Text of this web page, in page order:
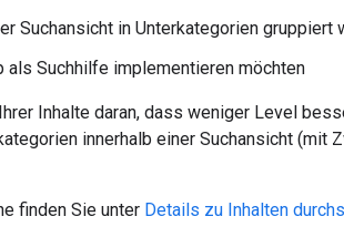
Suchansicht in Unterkategorien gruppiert
als Suchhilfe implementieren möchten
Inhalte daran, dass weniger Level
innerhalb einer Suchansicht
finden Sie unter Details zu Inhalten